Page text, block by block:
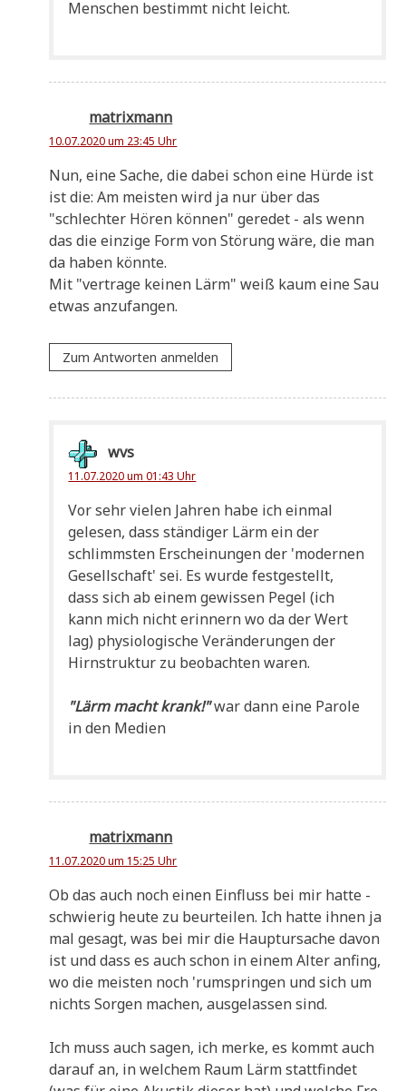
Men­schen bestimmt nicht leicht.
matrixmann
10.07.2020 um 23:45 Uhr
Nun, eine Sache, die dabei schon eine Hür­de ist
ist die: Am mei­sten wird ja nur über das
"schlech­ter Hören kön­nen" gere­det - als wenn
das die ein­zi­ge Form von Stö­rung wäre, die man
da haben könnte.
Mit "ver­tra­ge kei­nen Lärm" weiß kaum eine Sau
etwas anzufangen.
Zum Antworten anmelden
wvs
11.07.2020 um 01:43 Uhr
Vor sehr vie­len Jah­ren habe ich ein­mal
gele­sen, dass stän­di­ger Lärm ein der
schlimm­sten Erschei­nun­gen der 'moder­nen
Gesell­schaft' sei. Es wur­de fest­ge­stellt,
dass sich ab einem gewis­sen Pegel (ich
kann mich nicht erin­nern wo da der Wert
lag) phy­sio­lo­gi­sche Ver­än­de­run­gen der
Hirn­struk­tur zu beob­ach­ten waren.
"Lärm macht krank!"war dann eine Paro­le
in den Medien
matrixmann
11.07.2020 um 15:25 Uhr
Ob das auch noch einen Ein­fluss bei mir hat­te -
schwie­rig heu­te zu beur­tei­len. Ich hat­te ihnen ja
mal gesagt, was bei mir die Haupt­ur­sa­che davon
ist und dass es auch schon in einem Alter anfing,
wo die mei­sten noch 'rum­sprin­gen und sich um
nichts Sor­gen machen, aus­ge­las­sen sind.
Ich muss auch sagen, ich mer­ke, es kommt auch
dar­auf an, in wel­chem Raum Lärm statt­fin­det